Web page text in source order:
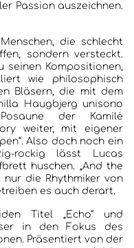
Passion auszeichnen.
die schlecht
sondern versteckt.
seinen Kompositionen,
wie philosophisch
Bläsern, die mit dem
Haugbjerg unisono
der Kamilė
weiter, mit eigener
Also doch noch ein
rockig lässt Lucas
huschen. „And the
nur die Rhythmiker von
es auch derart.
Titel „Echo“ und
in den Fokus des
Präsentiert von der